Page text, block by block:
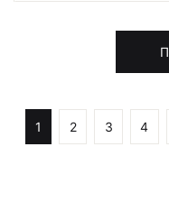
1 2 3 4